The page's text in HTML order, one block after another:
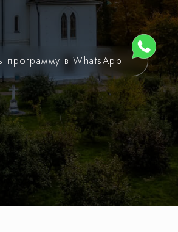
программу в WhatsApp